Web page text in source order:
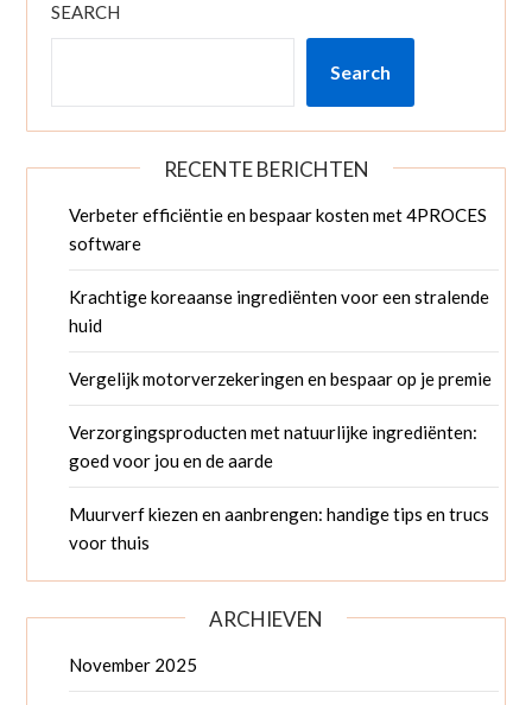
SEARCH
Search
RECENTE BERICHTEN
Verbeter efficiëntie en bespaar kosten met 4PROCES
software
Krachtige koreaanse ingrediënten voor een stralende
huid
Vergelijk motorverzekeringen en bespaar op je premie
Verzorgingsproducten met natuurlijke ingrediënten:
goed voor jou en de aarde
Muurverf kiezen en aanbrengen: handige tips en trucs
voor thuis
ARCHIEVEN
November 2025